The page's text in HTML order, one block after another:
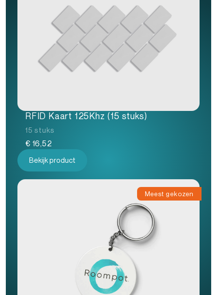
RFID Kaart 125Khz (15 stuks)
15 stuks
€ 16,52
Bekijk product
Meest gekozen